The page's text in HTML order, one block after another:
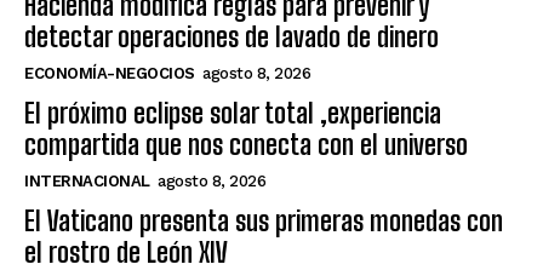
detectar operaciones de lavado de dinero
ECONOMÍA-NEGOCIOS agosto 8, 2026
El próximo eclipse solar total ,experiencia
compartida que nos conecta con el universo
INTERNACIONAL agosto 8, 2026
El Vaticano presenta sus primeras monedas con
el rostro de León XIV